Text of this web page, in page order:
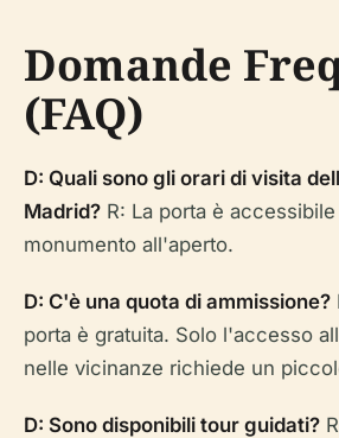
Domande
(FAQ)
D: Quali sono gli orari di visita
Madrid? R: La porta è
monumento all'aperto.
D: C'è una quota di ammissione?
porta è gratuita. Solo l'accesso
nelle vicinanze richiede un
D: Sono disponibili tour guidati?